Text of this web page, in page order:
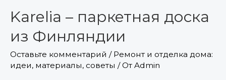
Karelia – паркетная доска
из Финляндии
Оставьте комментарий / Ремонт и отделка дома:
идеи, материалы, советы / От Admin
паркетная
из
Финляндии